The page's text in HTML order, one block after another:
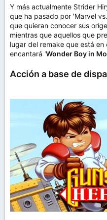
Y más actualmente Strider
que ha pasado por 'Marvel
que quieran conocer sus
mientras que aquellos que
lugar del remake que está
encantará 'Wonder Boy in
Acción a base de